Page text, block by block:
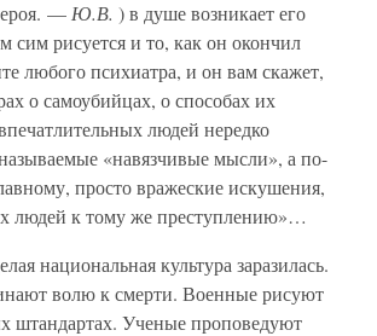
— Ю.В. ) в душе возникает его
сим рисуется и то, как он окончил
любого психиатра, и он вам скажет,
о самоубийцах, о способах их
людей нередко
«навязчивые мысли», а по-
просто вражеские искушения,
людей к тому же преступлению»…
национальная культура заразилась.
волю к смерти. Военные рисуют
штандартах. Ученые проповедуют